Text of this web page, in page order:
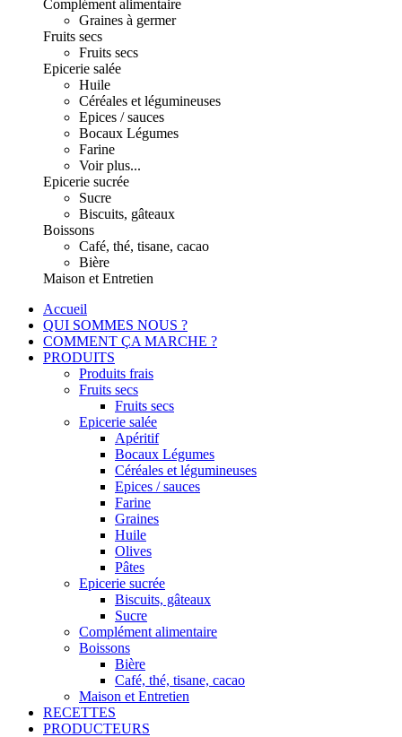
Complément alimentaire
Graines à germer
Fruits secs
Fruits secs
Epicerie salée
Huile
Céréales et légumineuses
Epices / sauces
Bocaux Légumes
Farine
Voir plus...
Epicerie sucrée
Sucre
Biscuits, gâteaux
Boissons
Café, thé, tisane, cacao
Bière
Maison et Entretien
Accueil
QUI SOMMES NOUS ?
COMMENT ÇA MARCHE ?
PRODUITS
Produits frais
Fruits secs
Fruits secs
Epicerie salée
Apéritif
Bocaux Légumes
Céréales et légumineuses
Epices / sauces
Farine
Graines
Huile
Olives
Pâtes
Epicerie sucrée
Biscuits, gâteaux
Sucre
Complément alimentaire
Boissons
Bière
Café, thé, tisane, cacao
Maison et Entretien
RECETTES
PRODUCTEURS